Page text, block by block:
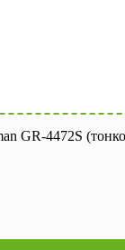
GR-4472S